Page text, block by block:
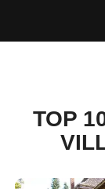
TOP